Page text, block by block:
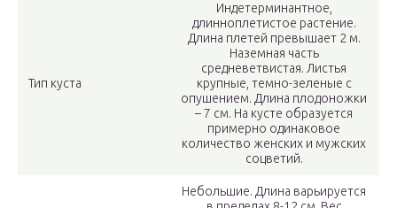
Тип куста
Индетерминантное,
длинноплетистое растение.
Длина плетей превышает 2 м.
Наземная часть
средневетвистая. Листья
крупные, темно-зеленые с
опушением. Длина плодоножки
– 7 см. На кусте образуется
примерно одинаковое
количество женских и мужских
соцветий.
Небольшие. Длина варьируется